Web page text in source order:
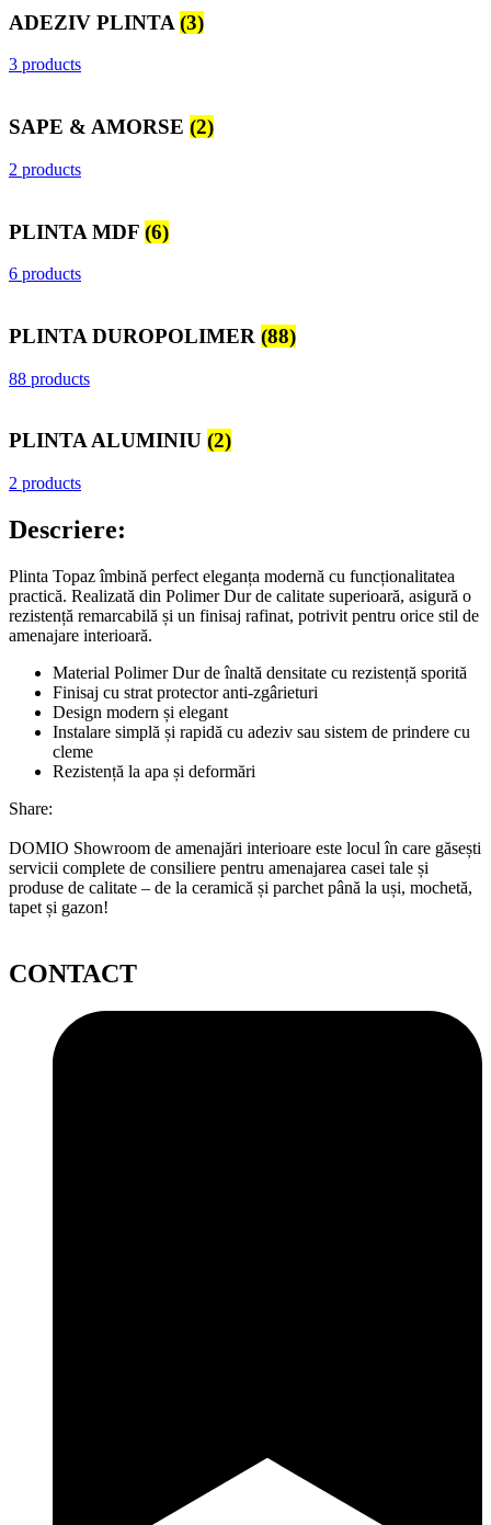
ADEZIV PLINTA (3)
3 products
SAPE & AMORSE (2)
2 products
PLINTA MDF (6)
6 products
PLINTA DUROPOLIMER (88)
88 products
PLINTA ALUMINIU (2)
2 products
Descriere:
Plinta Topaz îmbină perfect eleganța modernă cu funcționalitatea
practică. Realizată din Polimer Dur de calitate superioară, asigură o
rezistență remarcabilă și un finisaj rafinat, potrivit pentru orice stil de
amenajare interioară.
Material Polimer Dur de înaltă densitate cu rezistență sporită
Finisaj cu strat protector anti-zgârieturi
Design modern și elegant
Instalare simplă și rapidă cu adeziv sau sistem de prindere cu
cleme
Rezistență la apa și deformări
Share:
DOMIO Showroom de amenajări interioare este locul în care găsești
servicii complete de consiliere pentru amenajarea casei tale și
produse de calitate – de la ceramică și parchet până la uși, mochetă,
tapet și gazon!
CONTACT